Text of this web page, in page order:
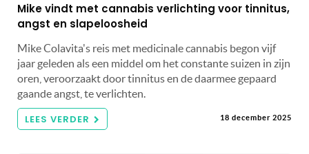
Mike vindt met cannabis verlichting voor tinnitus,
angst en slapeloosheid
Mike Colavita's reis met medicinale cannabis begon vijf
jaar geleden als een middel om het constante suizen in zijn
oren, veroorzaakt door tinnitus en de daarmee gepaard
gaande angst, te verlichten.
LEES VERDER 18 december 2025